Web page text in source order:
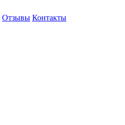
Отзывы Контакты